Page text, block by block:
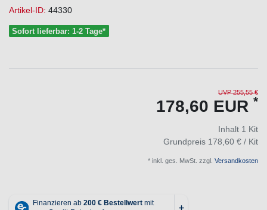
Artikel-ID: 44330
Sofort lieferbar: 1-2 Tage*
UVP 255,55 €
178,60 EUR *
Inhalt 1 Kit
Grundpreis 178,60 € / Kit
* inkl. ges. MwSt. zzgl. Versandkosten